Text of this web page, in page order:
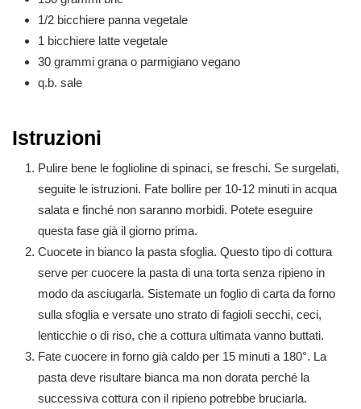
1/2 bicchiere panna vegetale
1 bicchiere latte vegetale
30 grammi grana o parmigiano vegano
q.b. sale
Istruzioni
Pulire bene le foglioline di spinaci, se freschi. Se surgelati,
seguite le istruzioni. Fate bollire per 10-12 minuti in acqua
salata e finché non saranno morbidi. Potete eseguire
questa fase già il giorno prima.
Cuocete in bianco la pasta sfoglia. Questo tipo di cottura
serve per cuocere la pasta di una torta senza ripieno in
modo da asciugarla. Sistemate un foglio di carta da forno
sulla sfoglia e versate uno strato di fagioli secchi, ceci,
lenticchie o di riso, che a cottura ultimata vanno buttati.
Fate cuocere in forno già caldo per 15 minuti a 180°. La
pasta deve risultare bianca ma non dorata perché la
successiva cottura con il ripieno potrebbe bruciarla.